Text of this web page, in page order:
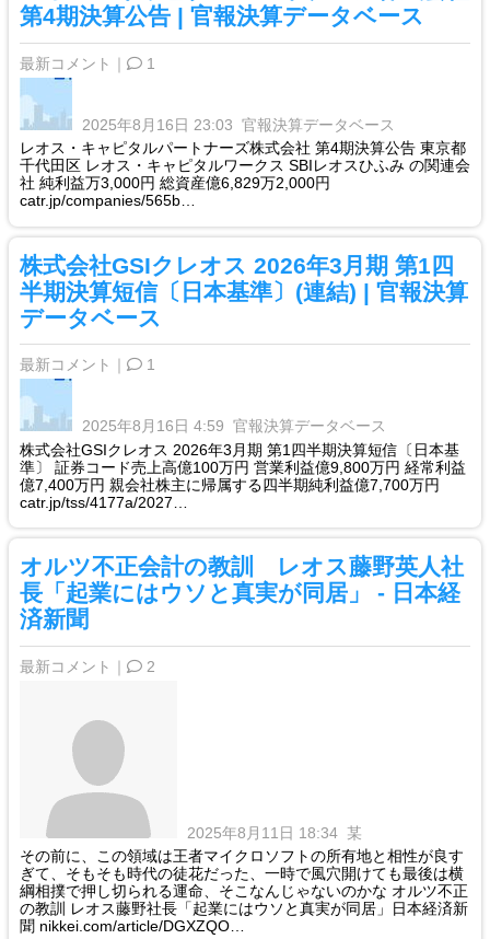
第4期決算公告 | 官報決算データベース
最新コメント｜ 1
2025年8月16日 23:03 官報決算データベース
レオス・キャピタルパートナーズ株式会社 第4期決算公告 東京都
千代田区 レオス・キャピタルワークス SBIレオスひふみ の関連会
社 純利益万3,000円 総資産億6,829万2,000円
catr.jp/companies/565b…
株式会社GSIクレオス 2026年3月期 第1四
半期決算短信〔日本基準〕(連結) | 官報決算
データベース
最新コメント｜ 1
2025年8月16日 4:59 官報決算データベース
株式会社GSIクレオス 2026年3月期 第1四半期決算短信〔日本基
準〕 証券コード売上高億100万円 営業利益億9,800万円 経常利益
億7,400万円 親会社株主に帰属する四半期純利益億7,700万円
catr.jp/tss/4177a/2027…
オルツ不正会計の教訓 レオス藤野英人社
長「起業にはウソと真実が同居」 - 日本経
済新聞
最新コメント｜ 2
2025年8月11日 18:34 某
その前に、この領域は王者マイクロソフトの所有地と相性が良す
ぎて、そもそも時代の徒花だった、一時で風穴開けても最後は横
綱相撲で押し切られる運命、そこなんじゃないのかな オルツ不正
の教訓 レオス藤野社長「起業にはウソと真実が同居」日本経済新
聞 nikkei.com/article/DGXZQO…